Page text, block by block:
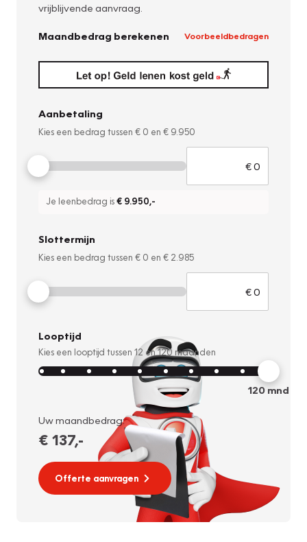
vrijblijvende aanvraag.
Maandbedrag berekenen Voorbeeldbedragen
Aanbetaling
Kies een bedrag tussen € 0 en € 9.950
Je leenbedrag is€ 9.950,-
Slottermijn
Kies een bedrag tussen € 0 en € 2.985
Looptijd
Kies een looptijd tussen 12 en120 maanden
120mnd
Uw maandbedrag:
€ 137,-
Offerte aanvragen